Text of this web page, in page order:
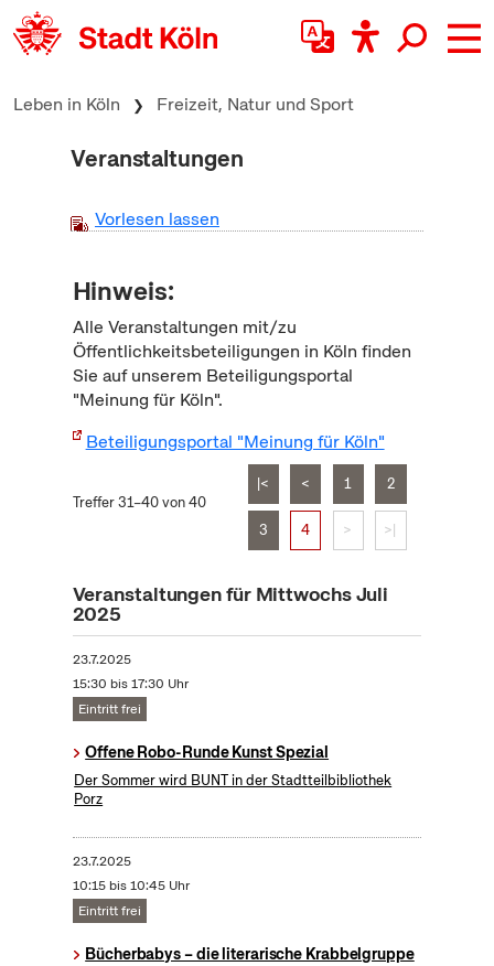
zum Inhalt springen
Leben in Köln Freizeit, Natur und Sport
Veranstaltungen
Vorlesen lassen
Hinweis:
Alle Veranstaltungen mit/zu
Öffentlichkeitsbeteiligungen in Köln finden
Sie auf unserem Beteiligungsportal
"Meinung für Köln".
Beteiligungsportal "Meinung für Köln"
Treffer 31–40 von 40
|< < 1 2
3 4 > >|
Veranstaltungen für Mittwochs Juli
2025
23.7.2025
15:30 bis 17:30 Uhr
Eintritt frei
Offene Robo-Runde Kunst Spezial
Der Sommer wird BUNT in der Stadtteilbibliothek
Porz
23.7.2025
10:15 bis 10:45 Uhr
Eintritt frei
Bücherbabys – die literarische Krabbelgruppe